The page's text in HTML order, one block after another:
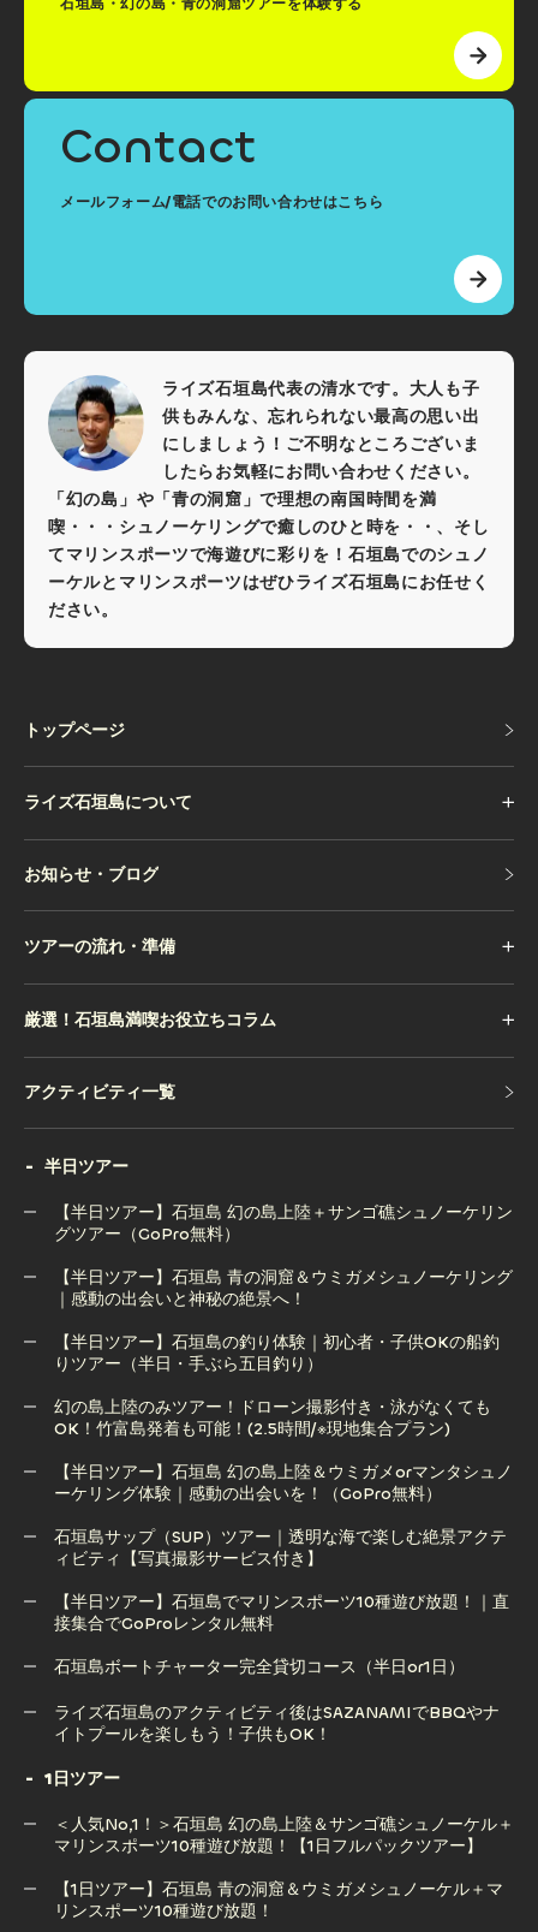
Contact
メールフォーム/電話でのお問い合わせはこちら
ライズ石垣島代表の清水です。大人も子
供もみんな、忘れられない最高の思い出
にしましょう！ご不明なところございま
したらお気軽にお問い合わせください。
「幻の島」や「青の洞窟」で理想の南国時間を満
喫・・・シュノーケリングで癒しのひと時を・・、そし
てマリンスポーツで海遊びに彩りを！石垣島でのシュノ
ーケルとマリンスポーツはぜひライズ石垣島にお任せく
ださい。
トップページ
ライズ石垣島について
お知らせ・ブログ
ツアーの流れ・準備
厳選！石垣島満喫お役立ちコラム
アクティビティ一覧
半日ツアー
【半日ツアー】石垣島 幻の島上陸＋サンゴ礁シュノーケリン
グツアー（GoPro無料）
【半日ツアー】石垣島 幻の島上陸＋サンゴ礁シュノーケリン
グツアー（GoPro無料）
【半日ツアー】石垣島 青の洞窟＆ウミガメシュノーケリング
｜感動の出会いと神秘の絶景へ！
【半日ツアー】石垣島 青の洞窟＆ウミガメシュノーケリング
【半日ツアー】石垣島の釣り体験｜初心者・子供OKの船釣
りツアー（半日・手ぶら五目釣り）
【半日ツアー】石垣島の釣り体験｜初心者・子供OKの船釣
幻の島上陸のみツアー！ドローン撮影付き・泳がなくても
OK！竹富島発着も可能！(2.5時間/※現地集合プラン)
幻の島上陸のみツアー！ドローン撮影付き・泳がなくても
【半日ツアー】石垣島 幻の島上陸＆ウミガメorマンタシュノ
ーケリング体験｜感動の出会いを！（GoPro無料）
【半日ツアー】石垣島 幻の島上陸＆ウミガメorマンタシュノ
石垣島サップ（SUP）ツアー｜透明な海で楽しむ絶景アクテ
ィビティ【写真撮影サービス付き】
石垣島サップ（SUP）ツアー｜透明な海で楽しむ絶景アクテ
【半日ツアー】石垣島でマリンスポーツ10種遊び放題！｜直
接集合でGoProレンタル無料
接集合でGoProレンタル無料
石垣島ボートチャーター完全貸切コース（半日or1日）
石垣島ボートチャーター完全貸切コース（半日or1日）
ライズ石垣島のアクティビティ後はSAZANAMIでBBQやナ
イトプールを楽しもう！子供もOK！
イトプールを楽しもう！子供もOK！
1日ツアー
＜人気No,1！＞石垣島 幻の島上陸＆サンゴ礁シュノーケル＋
マリンスポーツ10種遊び放題！【1日フルパックツアー】
＜人気No,1！＞石垣島 幻の島上陸＆サンゴ礁シュノーケル＋
【1日ツアー】石垣島 青の洞窟＆ウミガメシュノーケル＋マ
リンスポーツ10種遊び放題！